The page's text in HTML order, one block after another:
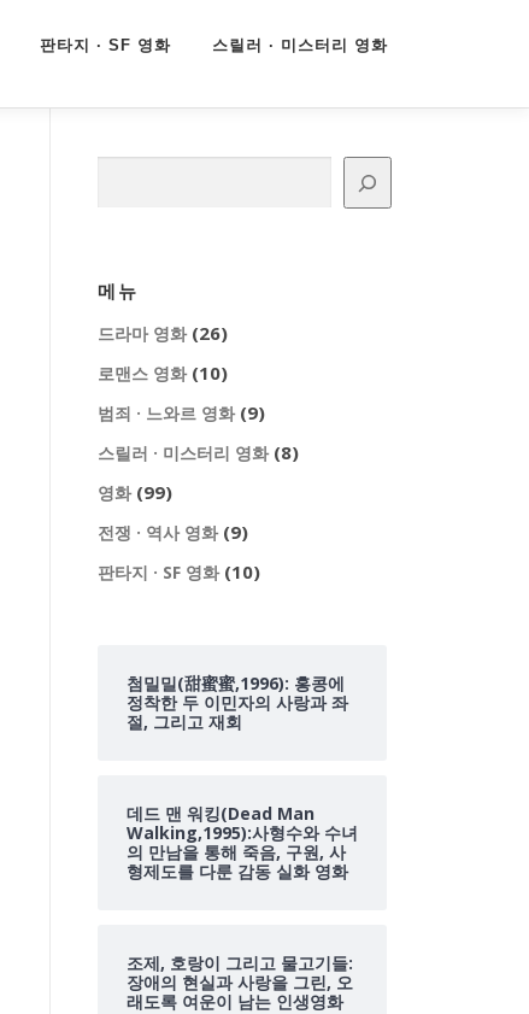
판타지 · SF 영화 스릴러 · 미스터리 영화
메뉴
드라마 영화(26)
로맨스 영화(10)
범죄 · 느와르 영화(9)
스릴러 · 미스터리 영화(8)
영화(99)
전쟁 · 역사 영화(9)
판타지 · SF 영화(10)
첨밀밀(甜蜜蜜,1996): 홍콩에
정착한 두 이민자의 사랑과 좌
절, 그리고 재회
데드 맨 워킹(Dead Man
Walking,1995):사형수와 수녀
의 만남을 통해 죽음, 구원, 사
형제도를 다룬 감동 실화 영화
조제, 호랑이 그리고 물고기들:
장애의 현실과 사랑을 그린, 오
래도록 여운이 남는 인생영화